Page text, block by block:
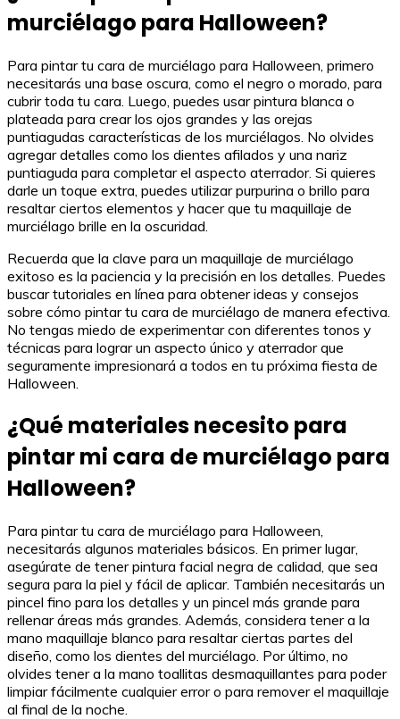
murciélago para Halloween?
Para pintar tu cara de murciélago para Halloween, primero
necesitarás una base oscura, como el negro o morado, para
cubrir toda tu cara. Luego, puedes usar pintura blanca o
plateada para crear los ojos grandes y las orejas
puntiagudas características de los murciélagos. No olvides
agregar detalles como los dientes afilados y una nariz
puntiaguda para completar el aspecto aterrador. Si quieres
darle un toque extra, puedes utilizar purpurina o brillo para
resaltar ciertos elementos y hacer que tu maquillaje de
murciélago brille en la oscuridad.
Recuerda que la clave para un maquillaje de murciélago
exitoso es la paciencia y la precisión en los detalles. Puedes
buscar tutoriales en línea para obtener ideas y consejos
sobre cómo pintar tu cara de murciélago de manera efectiva.
No tengas miedo de experimentar con diferentes tonos y
técnicas para lograr un aspecto único y aterrador que
seguramente impresionará a todos en tu próxima fiesta de
Halloween.
¿Qué materiales necesito para
pintar mi cara de murciélago para
Halloween?
Para pintar tu cara de murciélago para Halloween,
necesitarás algunos materiales básicos. En primer lugar,
asegúrate de tener pintura facial negra de calidad, que sea
segura para la piel y fácil de aplicar. También necesitarás un
pincel fino para los detalles y un pincel más grande para
rellenar áreas más grandes. Además, considera tener a la
mano maquillaje blanco para resaltar ciertas partes del
diseño, como los dientes del murciélago. Por último, no
olvides tener a la mano toallitas desmaquillantes para poder
limpiar fácilmente cualquier error o para remover el maquillaje
al final de la noche.